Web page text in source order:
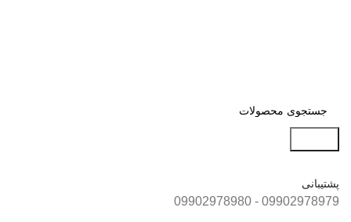
پشتیبانی
09902978979 - 09902978980